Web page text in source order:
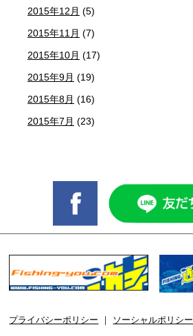
2015年12月 (5)
2015年11月 (7)
2015年10月 (17)
2015年9月 (19)
2015年8月 (16)
2015年7月 (23)
プライバシーポリシー ソーシャルポリシー